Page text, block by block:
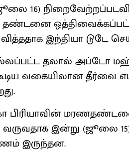
16)
தண்டனை
இந்தியா டுடே
தலால் அப்டோ
வகையிலான தீர்வை
பிரியாவின்
வருவதாக இன்று (ஜூலை
இருந்தன.